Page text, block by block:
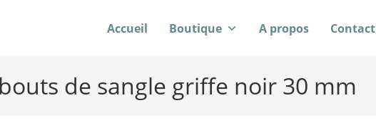
Accueil Boutique A propos Contact
de sangle griffe noir 30 mm